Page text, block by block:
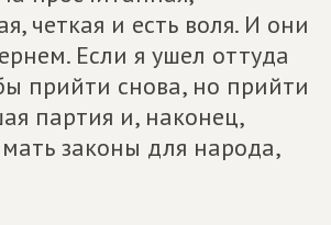
четкая и есть воля. И они
Если я ушел оттуда
прийти снова, но прийти
партия и, наконец,
законы для народа,